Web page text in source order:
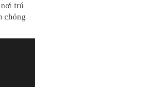
trú
chóng